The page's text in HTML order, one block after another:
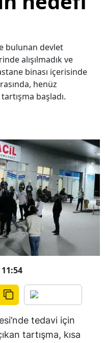
bulunan devlet
alışılmadık ve
binası içerisinde
henüz
başladı.
tedavi için
tartışma, kısa